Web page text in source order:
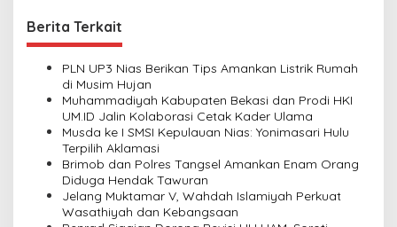
a
Berita Terkait
PLN UP3 Nias Berikan Tips Amankan Listrik Rumah
di Musim Hujan
Muhammadiyah Kabupaten Bekasi dan Prodi HKI
UM.ID Jalin Kolaborasi Cetak Kader Ulama
Musda ke I SMSI Kepulauan Nias: Yonimasari Hulu
Terpilih Aklamasi
Brimob dan Polres Tangsel Amankan Enam Orang
Diduga Hendak Tawuran
Jelang Muktamar V, Wahdah Islamiyah Perkuat
Wasathiyah dan Kebangsaan